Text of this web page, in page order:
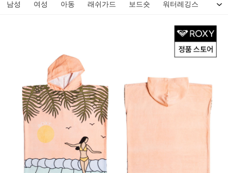
남성 여성 아동 래쉬가드 보드숏 워터레깅스 비
메뉴